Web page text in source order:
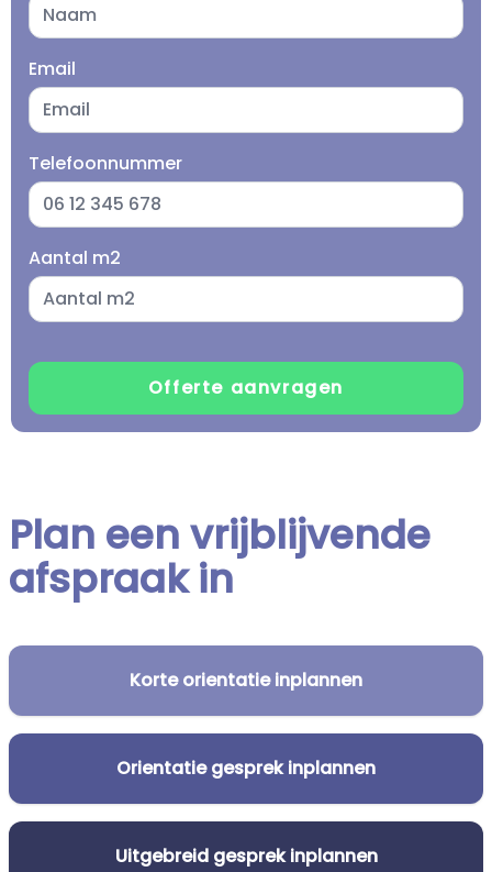
Email
Telefoonnummer
Aantal m2
Plan een vrijblijvende
afspraak in
Korte orientatie inplannen
Orientatie gesprek inplannen
Uitgebreid gesprek inplannen